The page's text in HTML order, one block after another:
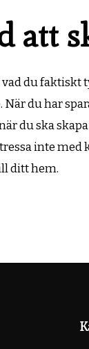
att
vad du
När du har
du ska
inte
ditt hem.